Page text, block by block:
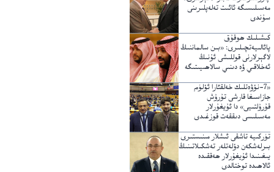
مەسىلىسىگە ئائىت تەلەپلىرىنى
سۇندى
كىشىلىك ھوقۇق
پائالىيەتچىلىرى: «بىن سالماننىڭ
لاگېرلارنى قوللىشى ئۇنىڭ
ئەخلاقىي ۋە دىنىي سالاھىيىتىگە
«7-نۆۋەتلىك خەلقئارا ئۆلۈم
جازاسىغا قارشى تۇرۇش
قۇرۇلتىيى» دا ئۇيغۇرلار
مەسىلىسى دىققەت قوزغىدى
تۈركىيە تاشقى ئىشلار مىنىستىرى
بىرلەشكەن دۆلەتلەر تەشكىلاتىنىڭ
يىغىنىدا ئۇيغۇرلار ھەققىدە
ئالاھىدە توختالدى